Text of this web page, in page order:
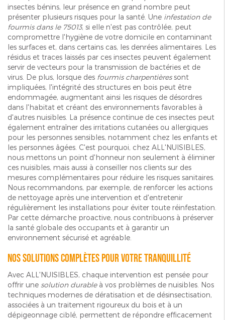
insectes bénins, leur présence en grand nombre peut
présenter plusieurs risques pour la santé. Une infestation de
fourmis dans le 75013, si elle n'est pas contrôlée, peut
compromettre l'hygiène de votre domicile en contaminant
les surfaces et, dans certains cas, les denrées alimentaires. Les
résidus et traces laissés par ces insectes peuvent également
servir de vecteurs pour la transmission de bactéries et de
virus. De plus, lorsque des fourmis charpentièressont
impliquées, l'intégrité des structures en bois peut être
endommagée, augmentant ainsi les risques de désordres
dans l'habitat et créant des environnements favorables à
d'autres nuisibles. La présence continue de ces insectes peut
également entraîner des irritations cutanées ou allergiques
pour les personnes sensibles, notamment chez les enfants et
les personnes âgées. C'est pourquoi, chez ALL'NUISIBLES,
nous mettons un point d'honneur non seulement à éliminer
ces nuisibles, mais aussi à conseiller nos clients sur des
mesures complémentaires pour réduire les risques sanitaires.
Nous recommandons, par exemple, de renforcer les actions
de nettoyage après une intervention et d'entretenir
régulièrement les installations pour éviter toute réinfestation.
Par cette démarche proactive, nous contribuons à préserver
la santé globale des occupants et à garantir un
environnement sécurisé et agréable.
Nos solutions complètes pour votre tranquillité
Avec ALL'NUISIBLES, chaque intervention est pensée pour
offrir une solution durableà vos problèmes de nuisibles. Nos
techniques modernes de dératisation et de désinsectisation,
associées à un traitement rigoureux du bois et à un
dépigeonnage ciblé, permettent de répondre efficacement